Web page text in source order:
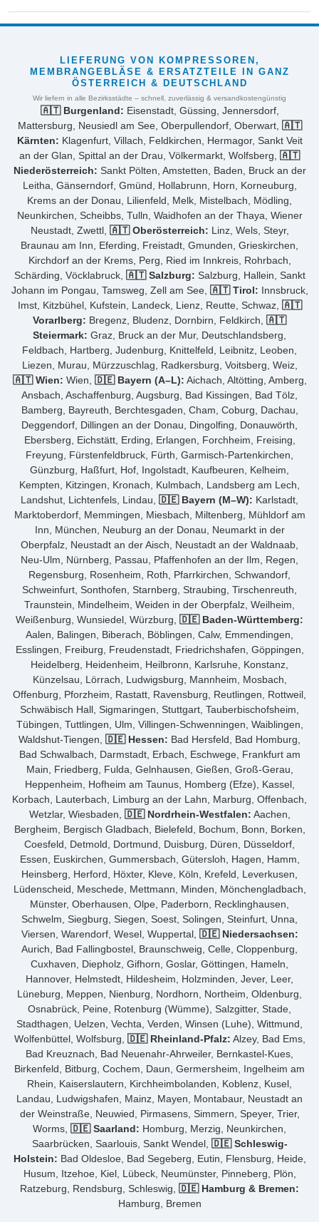
LIEFERUNG VON KOMPRESSOREN,
MEMBRANGEBLÄSE & ERSATZTEILE IN GANZ
ÖSTERREICH & DEUTSCHLAND
Wir liefern in alle Bezirksstädte – schnell, zuverlässig & versandkostengünstig
🇦🇹 Burgenland: Eisenstadt, Güssing, Jennersdorf,
Mattersburg, Neusiedl am See, Oberpullendorf, Oberwart, 🇦🇹
Kärnten: Klagenfurt, Villach, Feldkirchen, Hermagor, Sankt Veit
an der Glan, Spittal an der Drau, Völkermarkt, Wolfsberg, 🇦🇹
Niederösterreich: Sankt Pölten, Amstetten, Baden, Bruck an der
Leitha, Gänserndorf, Gmünd, Hollabrunn, Horn, Korneuburg,
Krems an der Donau, Lilienfeld, Melk, Mistelbach, Mödling,
Neunkirchen, Scheibbs, Tulln, Waidhofen an der Thaya, Wiener
Neustadt, Zwettl, 🇦🇹 Oberösterreich: Linz, Wels, Steyr,
Braunau am Inn, Eferding, Freistadt, Gmunden, Grieskirchen,
Kirchdorf an der Krems, Perg, Ried im Innkreis, Rohrbach,
Schärding, Vöcklabruck, 🇦🇹 Salzburg: Salzburg, Hallein, Sankt
Johann im Pongau, Tamsweg, Zell am See, 🇦🇹 Tirol: Innsbruck,
Imst, Kitzbühel, Kufstein, Landeck, Lienz, Reutte, Schwaz, 🇦🇹
Vorarlberg: Bregenz, Bludenz, Dornbirn, Feldkirch, 🇦🇹
Steiermark: Graz, Bruck an der Mur, Deutschlandsberg,
Feldbach, Hartberg, Judenburg, Knittelfeld, Leibnitz, Leoben,
Liezen, Murau, Mürzzuschlag, Radkersburg, Voitsberg, Weiz,
🇦🇹 Wien: Wien, 🇩🇪 Bayern (A–L): Aichach, Altötting, Amberg,
Ansbach, Aschaffenburg, Augsburg, Bad Kissingen, Bad Tölz,
Bamberg, Bayreuth, Berchtesgaden, Cham, Coburg, Dachau,
Deggendorf, Dillingen an der Donau, Dingolfing, Donauwörth,
Ebersberg, Eichstätt, Erding, Erlangen, Forchheim, Freising,
Freyung, Fürstenfeldbruck, Fürth, Garmisch-Partenkirchen,
Günzburg, Haßfurt, Hof, Ingolstadt, Kaufbeuren, Kelheim,
Kempten, Kitzingen, Kronach, Kulmbach, Landsberg am Lech,
Landshut, Lichtenfels, Lindau, 🇩🇪 Bayern (M–W): Karlstadt,
Marktoberdorf, Memmingen, Miesbach, Miltenberg, Mühldorf am
Inn, München, Neuburg an der Donau, Neumarkt in der
Oberpfalz, Neustadt an der Aisch, Neustadt an der Waldnaab,
Neu-Ulm, Nürnberg, Passau, Pfaffenhofen an der Ilm, Regen,
Regensburg, Rosenheim, Roth, Pfarrkirchen, Schwandorf,
Schweinfurt, Sonthofen, Starnberg, Straubing, Tirschenreuth,
Traunstein, Mindelheim, Weiden in der Oberpfalz, Weilheim,
Weißenburg, Wunsiedel, Würzburg, 🇩🇪 Baden-Württemberg:
Aalen, Balingen, Biberach, Böblingen, Calw, Emmendingen,
Esslingen, Freiburg, Freudenstadt, Friedrichshafen, Göppingen,
Heidelberg, Heidenheim, Heilbronn, Karlsruhe, Konstanz,
Künzelsau, Lörrach, Ludwigsburg, Mannheim, Mosbach,
Offenburg, Pforzheim, Rastatt, Ravensburg, Reutlingen, Rottweil,
Schwäbisch Hall, Sigmaringen, Stuttgart, Tauberbischofsheim,
Tübingen, Tuttlingen, Ulm, Villingen-Schwenningen, Waiblingen,
Waldshut-Tiengen, 🇩🇪 Hessen: Bad Hersfeld, Bad Homburg,
Bad Schwalbach, Darmstadt, Erbach, Eschwege, Frankfurt am
Main, Friedberg, Fulda, Gelnhausen, Gießen, Groß-Gerau,
Heppenheim, Hofheim am Taunus, Homberg (Efze), Kassel,
Korbach, Lauterbach, Limburg an der Lahn, Marburg, Offenbach,
Wetzlar, Wiesbaden, 🇩🇪 Nordrhein-Westfalen: Aachen,
Bergheim, Bergisch Gladbach, Bielefeld, Bochum, Bonn, Borken,
Coesfeld, Detmold, Dortmund, Duisburg, Düren, Düsseldorf,
Essen, Euskirchen, Gummersbach, Gütersloh, Hagen, Hamm,
Heinsberg, Herford, Höxter, Kleve, Köln, Krefeld, Leverkusen,
Lüdenscheid, Meschede, Mettmann, Minden, Mönchengladbach,
Münster, Oberhausen, Olpe, Paderborn, Recklinghausen,
Schwelm, Siegburg, Siegen, Soest, Solingen, Steinfurt, Unna,
Viersen, Warendorf, Wesel, Wuppertal, 🇩🇪 Niedersachsen:
Aurich, Bad Fallingbostel, Braunschweig, Celle, Cloppenburg,
Cuxhaven, Diepholz, Gifhorn, Goslar, Göttingen, Hameln,
Hannover, Helmstedt, Hildesheim, Holzminden, Jever, Leer,
Lüneburg, Meppen, Nienburg, Nordhorn, Northeim, Oldenburg,
Osnabrück, Peine, Rotenburg (Wümme), Salzgitter, Stade,
Stadthagen, Uelzen, Vechta, Verden, Winsen (Luhe), Wittmund,
Wolfenbüttel, Wolfsburg, 🇩🇪 Rheinland-Pfalz: Alzey, Bad Ems,
Bad Kreuznach, Bad Neuenahr-Ahrweiler, Bernkastel-Kues,
Birkenfeld, Bitburg, Cochem, Daun, Germersheim, Ingelheim am
Rhein, Kaiserslautern, Kirchheimbolanden, Koblenz, Kusel,
Landau, Ludwigshafen, Mainz, Mayen, Montabaur, Neustadt an
der Weinstraße, Neuwied, Pirmasens, Simmern, Speyer, Trier,
Worms, 🇩🇪 Saarland: Homburg, Merzig, Neunkirchen,
Saarbrücken, Saarlouis, Sankt Wendel, 🇩🇪 Schleswig-
Holstein: Bad Oldesloe, Bad Segeberg, Eutin, Flensburg, Heide,
Husum, Itzehoe, Kiel, Lübeck, Neumünster, Pinneberg, Plön,
Ratzeburg, Rendsburg, Schleswig, 🇩🇪 Hamburg & Bremen:
Hamburg, Bremen